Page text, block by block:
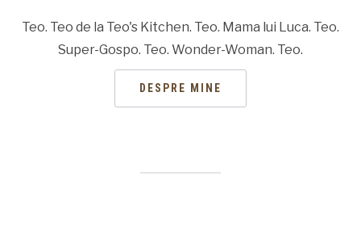
Teo. Teo de la Teo's Kitchen. Teo. Mama lui Luca. Teo.
Super-Gospo. Teo. Wonder-Woman. Teo.
DESPRE MINE